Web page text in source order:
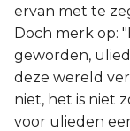
ervan met te
Doch merk op:
geworden,
deze wereld
niet, het is niet
voor ulieden